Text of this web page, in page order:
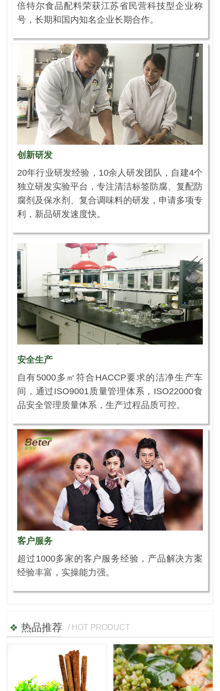
倍特尔食品配料荣获江苏省民营科技型企业称
号，长期和国内知名企业长期合作。
创新研发
20年行业研发经验，10余人研发团队，自建4个
独立研发实验平台，专注清洁标签防腐、复配防
腐剂及保水剂、复合调味料的研发，申请多项专
利，新品研发速度快。
安全生产
自有5000多㎡符合HACCP要求的洁净生产车
间，通过ISO9001质量管理体系，ISO22000食
品安全管理质量体系，生产过程品质可控。
客户服务
超过1000多家的客户服务经验，产品解决方案
经验丰富，实操能力强。
热品推荐 / HOT PRODUCT